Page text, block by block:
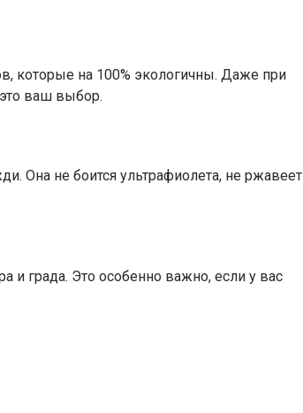
которые на 100% экологичны. Даже при
ваш выбор.
Она не боится ультрафиолета, не ржавеет
и града. Это особенно важно, если у вас